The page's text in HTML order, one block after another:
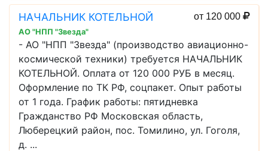
НАЧАЛЬНИК КОТЕЛЬНОЙ от 120 000
АО "НПП "Звезда"
- АО "НПП "Звезда" (производство авиационно-
космической техники) требуется НАЧАЛЬНИК
КОТЕЛЬНОЙ. Оплата от 120 000 РУБ в месяц.
Оформление по ТК РФ, соцпакет. Опыт работы
от 1 года. График работы: пятидневка
Гражданство РФ Московская область,
Люберецкий район, пос. Томилино, ул. Гоголя,
д. ...